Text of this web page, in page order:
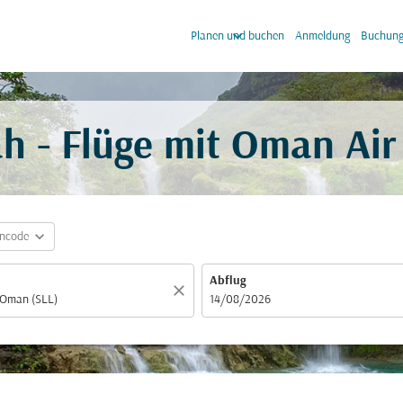
Planen und buchen
keyboard_arrow_down Anmeldung
- Flüge mit Oman
expand_more
close
Abflug
fc-booking-departure-date-aria-label
14/08/2026